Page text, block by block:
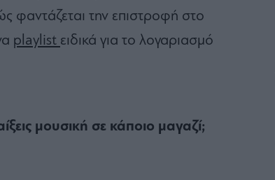
φαντάζεται την επιστροφή στο
playlist ειδικά για το λογαριασμό
μουσική σε κάποιο μαγαζί;